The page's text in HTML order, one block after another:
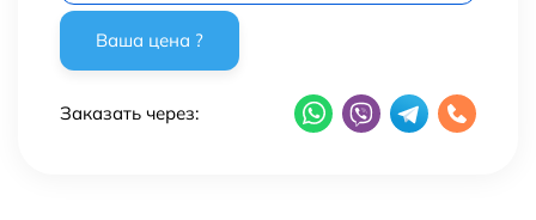
Заказать через: